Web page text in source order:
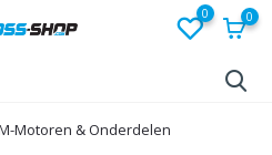
0 0
Motoren & Onderdelen